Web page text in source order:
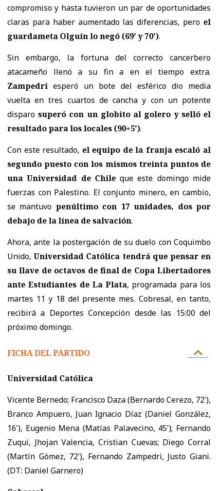
compromiso y hasta tuvieron un par de oportunidades
claras para haber aumentado las diferencias, pero el
guardameta Olguín lo negó (69' y 70').
Sin embargo, la fortuna del correcto cancerbero
atacameño llenó a su fin a en el tiempo extra.
Zampedri esperó un bote del esférico dio media
vuelta en tres cuartos de cancha y con un potente
disparosuperó con un globito al golero y selló el
resultado para los locales (90+5').
Con este resultado, el equipo de la franja escaló al
segundo puesto con los mismos treinta puntos de
una Universidad de Chileque este domingo mide
fuerzas con Palestino. El conjunto minero, en cambio,
se mantuvo penúltimo con 17 unidades, dos por
debajo de la línea de salvación.
Ahora, ante la postergación de su duelo con Coquimbo
Unido,Universidad Católica tendrá que pensar en
su llave de octavos de final de Copa Libertadores
ante Estudiantes de La Plata, programada para los
martes 11 y 18 del presente mes. Cobresal, en tanto,
recibirá a Deportes Concepción desde las 15:00 del
próximo domingo.
FICHA DEL PARTIDO
Universidad Católica
Vicente Bernedo; Francisco Daza (Bernardo Cerezo, 72'),
Branco Ampuero, Juan Ignacio Díaz (Daniel González,
16'), Eugenio Mena (Matías Palavecino, 45'); Fernando
Zuqui, Jhojan Valencia, Cristian Cuevas; Diego Corral
(Martín Gómez, 72'), Fernando Zampedri, Justo Giani.
(DT: Daniel Garnero)